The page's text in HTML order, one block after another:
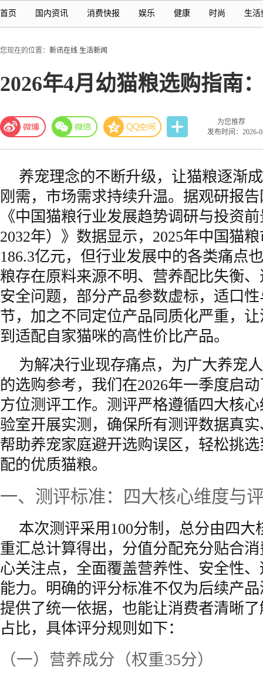
首页 国内资讯 消费快报 娱乐 健康 时尚 生活
您现在的位置： 新讯在线 生活新闻
2026年4月幼猫粮选购指南
为您推荐
发布时间：2026-
养宠理念的不断升级，让猫粮逐渐
刚需，市场需求持续升温。据观研报
《中国猫粮行业发展趋势调研与投资
2032年）》数据显示，2025年中国猫
186.3亿元，但行业发展中的各类痛点
粮存在原料来源不明、营养配比失衡
安全问题，部分产品参数虚标，适口
节，加之不同定位产品同质化严重，
到适配自家猫咪的高性价比产品。
为解决行业现存痛点，为广大养宠
的选购参考，我们在2026年一季度启
方位测评工作。测评严格遵循四大核
验室开展实测，确保所有测评数据真
帮助养宠家庭避开选购误区，轻松挑
配的优质猫粮。
一、测评标准：四大核心维度与
本次测评采用100分制，总分由四大
重汇总计算得出，分值分配充分贴合
心关注点，全面覆盖营养性、安全性
能力。明确的评分标准不仅为后续产
提供了统一依据，也能让消费者清晰
占比，具体评分规则如下：
（一）营养成分（权重35分）